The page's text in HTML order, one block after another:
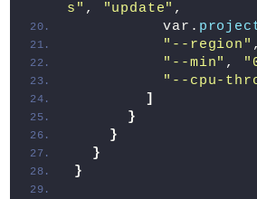
s" , "update" ,
          var.
"--region"
"--min" ,
"--cpu-
]
}
}
}
}